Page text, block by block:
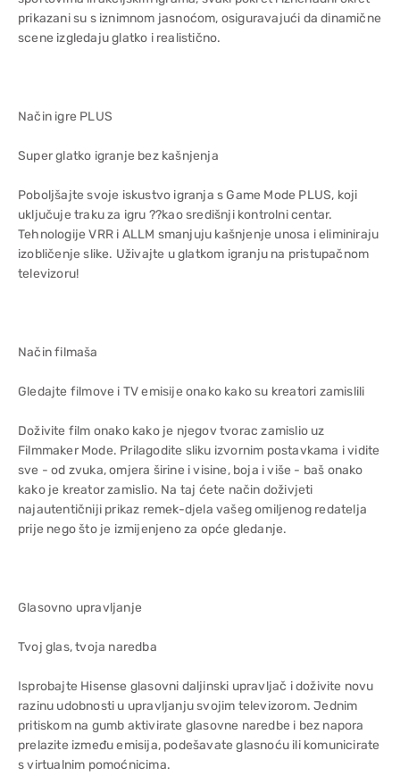
prikazani su s iznimnom jasnoćom, osiguravajući da dinamične
scene izgledaju glatko i realistično.
Način igre PLUS
Super glatko igranje bez kašnjenja
Poboljšajte svoje iskustvo igranja s Game Mode PLUS, koji
uključuje traku za igru ??kao središnji kontrolni centar.
Tehnologije VRR i ALLM smanjuju kašnjenje unosa i eliminiraju
izobličenje slike. Uživajte u glatkom igranju na pristupačnom
televizoru!
Način filmaša
Gledajte filmove i TV emisije onako kako su kreatori zamislili
Doživite film onako kako je njegov tvorac zamislio uz
Filmmaker Mode. Prilagodite sliku izvornim postavkama i vidite
sve - od zvuka, omjera širine i visine, boja i više - baš onako
kako je kreator zamislio. Na taj ćete način doživjeti
najautentičniji prikaz remek-djela vašeg omiljenog redatelja
prije nego što je izmijenjeno za opće gledanje.
Glasovno upravljanje
Tvoj glas, tvoja naredba
Isprobajte Hisense glasovni daljinski upravljač i doživite novu
razinu udobnosti u upravljanju svojim televizorom. Jednim
pritiskom na gumb aktivirate glasovne naredbe i bez napora
prelazite između emisija, podešavate glasnoću ili komunicirate
s virtualnim pomoćnicima.